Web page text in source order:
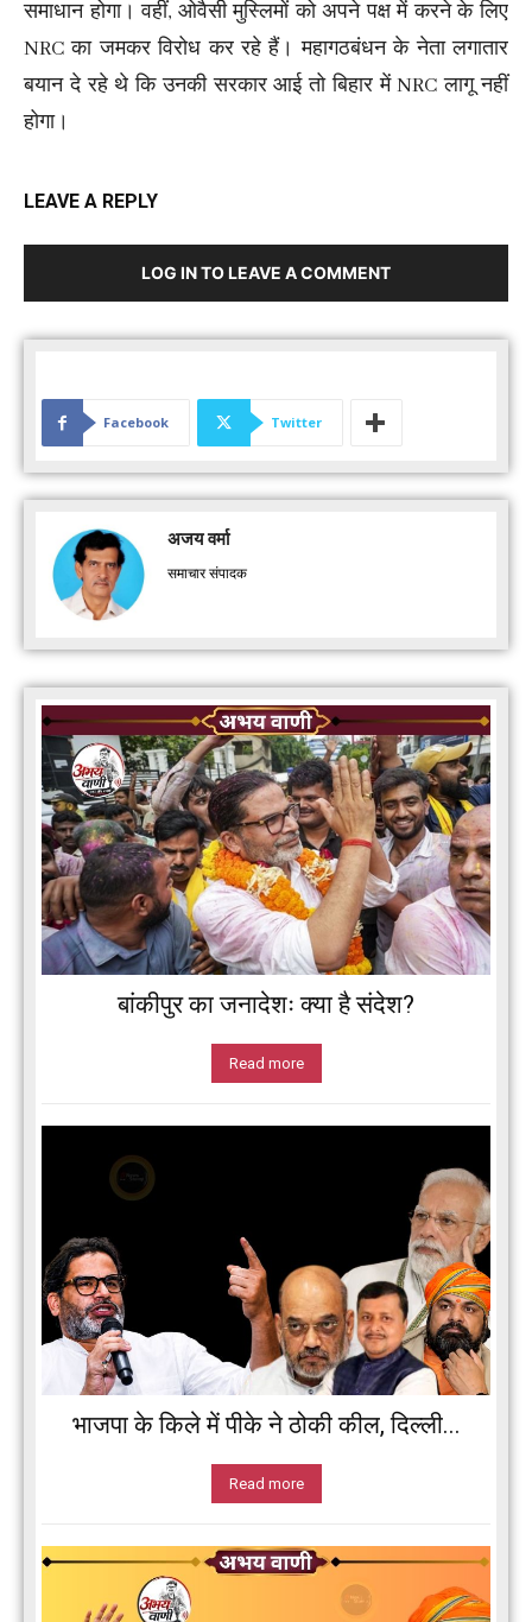
समाधान होगा। वहीं, ओवैसी मुस्लिमों को अपने पक्ष में करने के लिए
NRC का जमकर विरोध कर रहे हैं। महागठबंधन के नेता लगातार
बयान दे रहे थे कि उनकी सरकार आई तो बिहार में NRC लागू नहीं
होगा।
LEAVE A REPLY
LOG IN TO LEAVE A COMMENT
Facebook Twitter
अजय वर्मा
समाचार संपादक
बांकीपुर का जनादेशः क्या है संदेश?
Read more
भाजपा के किले में पीके ने ठोकी कील, दिल्ली...
Read more